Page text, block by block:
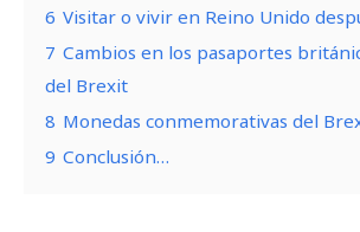
6 Visitar o vivir en Reino Unido
7 Cambios en los pasaportes
del Brexit
8 Monedas conmemorativas del
9 Conclusión…